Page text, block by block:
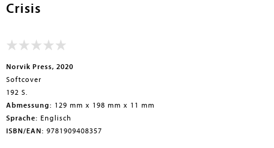
Crisis
Norvik Press, 2020
Softcover
192 S.
Abmessung: 129 mm x 198 mm x 11 mm
Sprache: Englisch
ISBN/EAN: 9781909408357